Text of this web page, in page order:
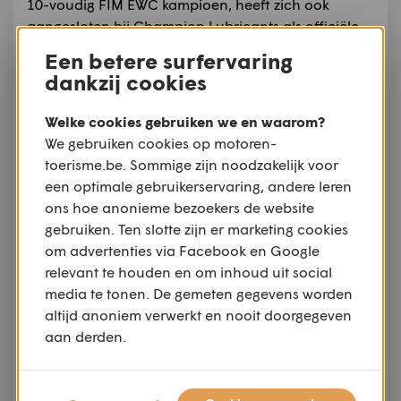
10-voudig FIM EWC kampioen, heeft zich ook
aangesloten bij Champion Lubricants als officiële
van Champion Lubricants in Besançon. Met een
grondige kennis van motoprestaties en EWC-racen
overvloed aan ervaring een belangrijke rol spelen
bij het geven van een zeer krachtige stem aan het
merk Champion Lubricants binnen dit
kampioenschap.
Na de ondertekening van de
samenwerkingsovereenkomst met de promotor
Eurosport Events zei hun Head of Event, François
Ribeiro: “ We zijn erg blij dat Champion Lubricants
aan boord is gekomen als officiële FIM EWC partner
naast Tag Heuer, Dunlop en Webike. We zijn bekend
hebben contact met het merk sinds de lancering van
Een betere surfervaring
dankzij cookies
Welke cookies gebruiken we en waarom?
We gebruiken cookies op motoren-
toerisme.be. Sommige zijn noodzakelijk voor
een optimale gebruikerservaring, andere leren
ons hoe anonieme bezoekers de website
gebruiken. Ten slotte zijn er marketing cookies
om advertenties via Facebook en Google
relevant te houden en om inhoud uit social
media te tonen. De gemeten gegevens worden
altijd anoniem verwerkt en nooit doorgegeven
aan derden.